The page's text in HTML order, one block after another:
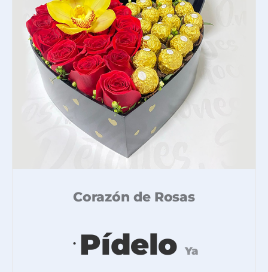
Corazón de Rosas
. Pídelo Ya